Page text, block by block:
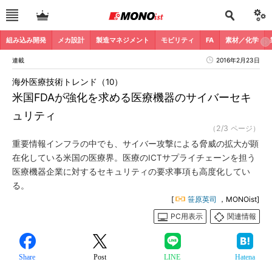
組み込み開発 メカ設計 製造マネジメント モビリティ FA 素材／化学
連載 2016年2月23日
米国FDAが強化を求める医療機器のサイバーセキ
ュリティ
海外医療技術トレンド（10）
（2/3 ページ）
重要情報インフラの中でも、サイバー攻撃による脅威の拡大が顕
在化している米国の医療界。医療のICTサプライチェーンを担う
医療機器企業に対するセキュリティの要求事項も高度化してい
る。
[ 笹原英司
，MONOist]
PC用表示
関連情報
Share Post LINE Hatena